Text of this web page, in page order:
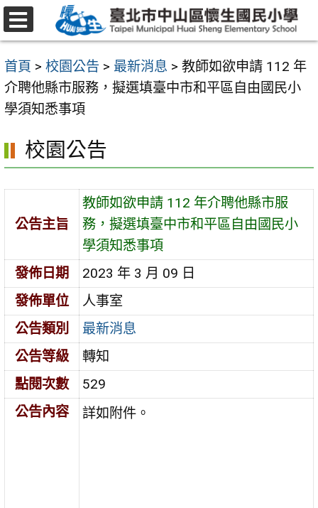
跳
至
要
內
容
首頁 > 校園公告 > 最新消息 > 教師如欲申請 112 年
介聘他縣市服務，擬選填臺中市和平區自由國民小
學須知悉事項
校園公告
公告主旨
教師如欲申請 112 年介聘他縣市服
務，擬選填臺中市和平區自由國民小
學須知悉事項
發佈日期
2023 年 3 月 09 日
發佈單位
人事室
公告類別
最新消息
公告等級
轉知
點閱次數
529
公告內容
詳如附件。
選
單